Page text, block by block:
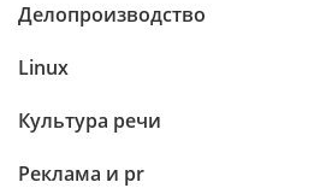
Делопроизводство
Linux
Культура речи
Реклама и pr